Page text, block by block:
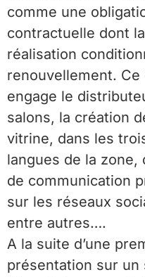
comme une
contractuelle dont la
réalisation
renouvellement. Ce
engage le
salons, la création
vitrine, dans les
langues de la zone,
de communication
sur les réseaux
entre autres….
A la suite d’une
présentation sur un